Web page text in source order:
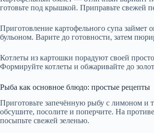
готовьте под крышкой. Приправьте свежей
Приготовление картофельного супа займет
бульоном. Варите до готовности, затем
Котлеты из картошки порадуют своей
Формируйте котлеты и обжаривайте до
Рыба как основное блюдо: простые рецепты
Приготовьте запечённую рыбу с лимоном и
обсушите, посолите и поперчите. На
посыпьте свежей зеленью.